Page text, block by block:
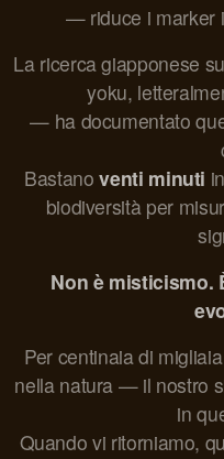
— riduce i marker
La ricerca giapponese
yoku,
— ha documentato
Bastanoventi minuti
biodiversità per
Non è misticismo.
Per centinaia di
nella natura — il nostro
in
Quando vi ritorniamo,